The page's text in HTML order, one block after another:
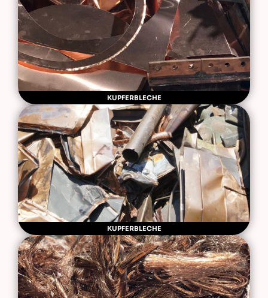
KUPFERBLECHE
KUPFERBLECHE